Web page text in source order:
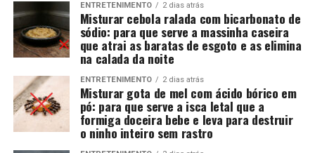
ENTRETENIMENTO 2 dias atrás
Misturar cebola ralada com bicarbonato de
sódio: para que serve a massinha caseira
que atrai as baratas de esgoto e as elimina
na calada da noite
ENTRETENIMENTO 2 dias atrás
Misturar gota de mel com ácido bórico em
pó: para que serve a isca letal que a
formiga doceira bebe e leva para destruir
o ninho inteiro sem rastro